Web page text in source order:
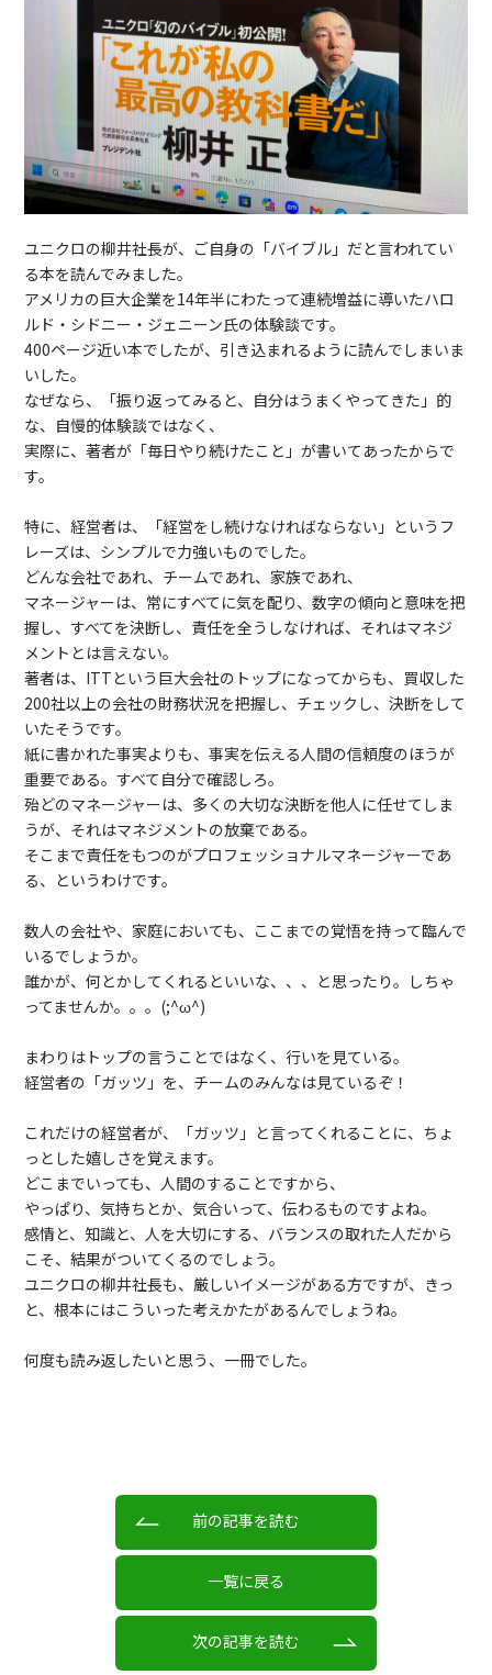
ユニクロの柳井社長が、ご自身の「バイブル」だと言われてい
る本を読んでみました。
アメリカの巨大企業を14年半にわたって連続増益に導いたハロ
ルド・シドニー・ジェニーン氏の体験談です。
400ページ近い本でしたが、引き込まれるように読んでしまいま
いした。
なぜなら、「振り返ってみると、自分はうまくやってきた」的
な、自慢的体験談ではなく、
実際に、著者が「毎日やり続けたこと」が書いてあったからで
す。
特に、経営者は、「経営をし続けなければならない」というフ
レーズは、シンプルで力強いものでした。
どんな会社であれ、チームであれ、家族であれ、
マネージャーは、常にすべてに気を配り、数字の傾向と意味を把
握し、すべてを決断し、責任を全うしなければ、それはマネジ
メントとは言えない。
著者は、ITTという巨大会社のトップになってからも、買収した
200社以上の会社の財務状況を把握し、チェックし、決断をして
いたそうです。
紙に書かれた事実よりも、事実を伝える人間の信頼度のほうが
重要である。すべて自分で確認しろ。
殆どのマネージャーは、多くの大切な決断を他人に任せてしま
うが、それはマネジメントの放棄である。
そこまで責任をもつのがプロフェッショナルマネージャーであ
る、というわけです。
数人の会社や、家庭においても、ここまでの覚悟を持って臨んで
いるでしょうか。
誰かが、何とかしてくれるといいな、、、と思ったり。しちゃ
ってませんか。。。(;^ω^)
まわりはトップの言うことではなく、行いを見ている。
経営者の「ガッツ」を、チームのみんなは見ているぞ！
これだけの経営者が、「ガッツ」と言ってくれることに、ちょ
っとした嬉しさを覚えます。
どこまでいっても、人間のすることですから、
やっぱり、気持ちとか、気合いって、伝わるものですよね。
感情と、知識と、人を大切にする、バランスの取れた人だから
こそ、結果がついてくるのでしょう。
ユニクロの柳井社長も、厳しいイメージがある方ですが、きっ
と、根本にはこういった考えかたがあるんでしょうね。
何度も読み返したいと思う、一冊でした。
前の記事を読む
一覧に戻る
次の記事を読む